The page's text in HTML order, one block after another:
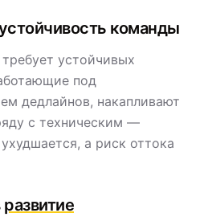
команды
устойчивых
под
дедлайнов, накапливают
с техническим —
а риск оттока
развитие